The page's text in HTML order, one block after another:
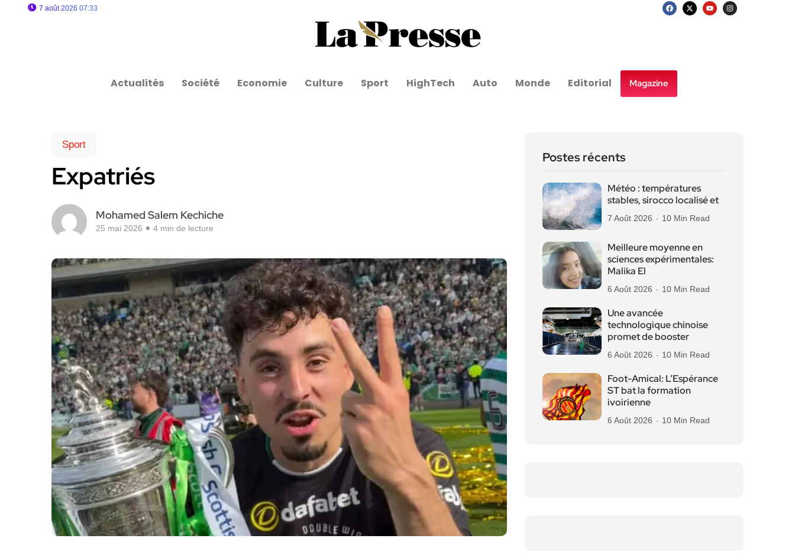
7 août 2026 07:33
Actualités Société Economie Culture Sport HighTech Auto Monde Editorial Magazine
Sport
Expatriés
Mohamed Salem Kechiche
25 mai 2026 4 min de lecture
Postes récents
Météo : températures
stables, sirocco localisé et
7 Août 2026 10 Min Read
Meilleure moyenne en
sciences expérimentales:
Malika El
6 Août 2026 10 Min Read
Une avancée
technologique chinoise
promet de booster
6 Août 2026 10 Min Read
Foot-Amical: L’Espérance
ST bat la formation
ivoirienne
6 Août 2026 10 Min Read